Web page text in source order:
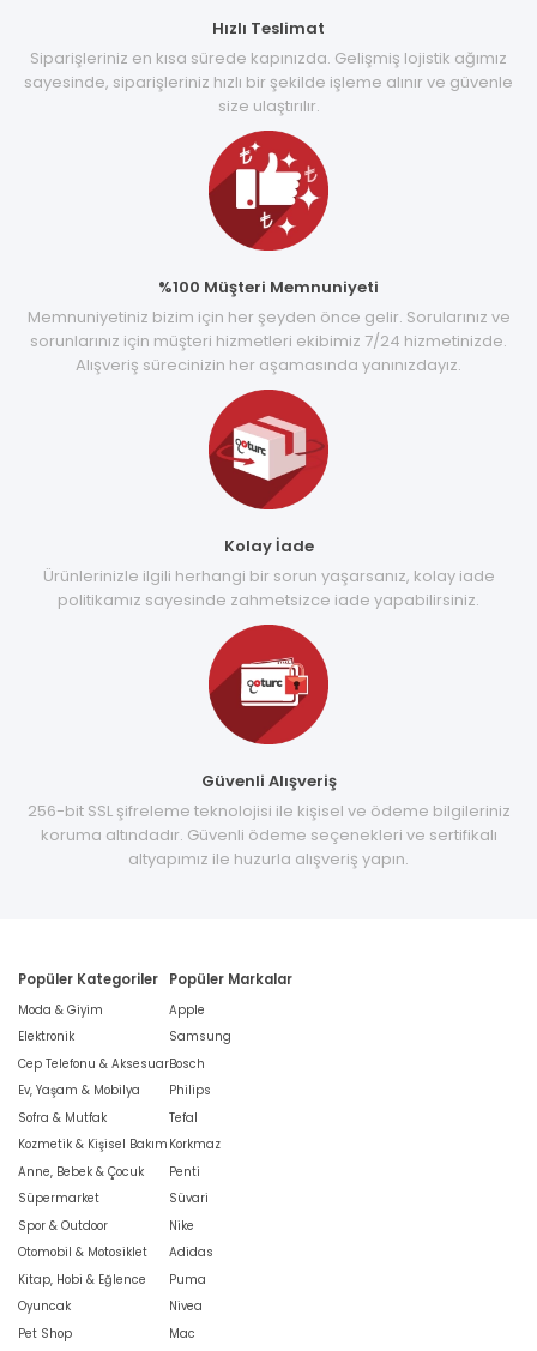
Hızlı Teslimat
Siparişleriniz en kısa sürede kapınızda. Gelişmiş lojistik ağımız
sayesinde, siparişleriniz hızlı bir şekilde işleme alınır ve güvenle
size ulaştırılır.
%100 Müşteri Memnuniyeti
Memnuniyetiniz bizim için her şeyden önce gelir. Sorularınız ve
sorunlarınız için müşteri hizmetleri ekibimiz 7/24 hizmetinizde.
Alışveriş sürecinizin her aşamasında yanınızdayız.
Kolay İade
Ürünlerinizle ilgili herhangi bir sorun yaşarsanız, kolay iade
politikamız sayesinde zahmetsizce iade yapabilirsiniz.
Güvenli Alışveriş
256-bit SSL şifreleme teknolojisi ile kişisel ve ödeme bilgileriniz
koruma altındadır. Güvenli ödeme seçenekleri ve sertifikalı
altyapımız ile huzurla alışveriş yapın.
Popüler Kategoriler
Moda & Giyim
Elektronik
Cep Telefonu & Aksesuar
Ev, Yaşam & Mobilya
Sofra & Mutfak
Kozmetik & Kişisel Bakım
Anne, Bebek & Çocuk
Süpermarket
Spor & Outdoor
Otomobil & Motosiklet
Kitap, Hobi & Eğlence
Oyuncak
Pet Shop
Popüler Markalar
Apple
Samsung
Bosch
Philips
Tefal
Korkmaz
Penti
Süvari
Nike
Adidas
Puma
Nivea
Mac